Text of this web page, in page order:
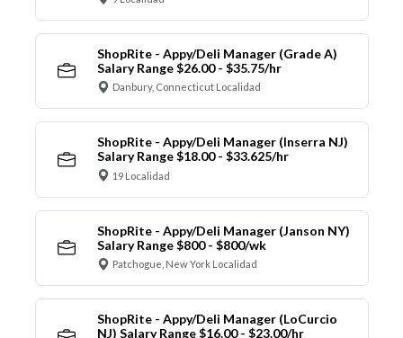
ShopRite - Appy/Deli Manager (Grade A)
Salary Range $26.00 - $35.75/hr
Danbury, Connecticut Localidad
ShopRite - Appy/Deli Manager (Inserra NJ)
Salary Range $18.00 - $33.625/hr
19 Localidad
ShopRite - Appy/Deli Manager (Janson NY)
Salary Range $800 - $800/wk
Patchogue, New York Localidad
ShopRite - Appy/Deli Manager (LoCurcio
NJ) Salary Range $16.00 - $23.00/hr